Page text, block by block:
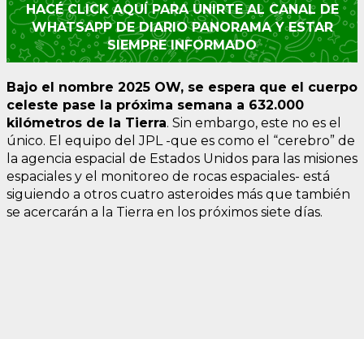
HACÉ CLICK AQUÍ PARA UNIRTE AL CANAL DE
WHATSAPP DE DIARIO PANORAMA Y ESTAR
SIEMPRE INFORMADO
Bajo el nombre 2025 OW, se espera que el cuerpo
celeste pase la próxima semana a 632.000
kilómetros de la Tierra. Sin embargo, este no es el
único. El equipo del JPL -que es como el “cerebro” de
la agencia espacial de Estados Unidos para las misiones
espaciales y el monitoreo de rocas espaciales- está
siguiendo a otros cuatro asteroides más que también
se acercarán a la Tierra en los próximos siete días.